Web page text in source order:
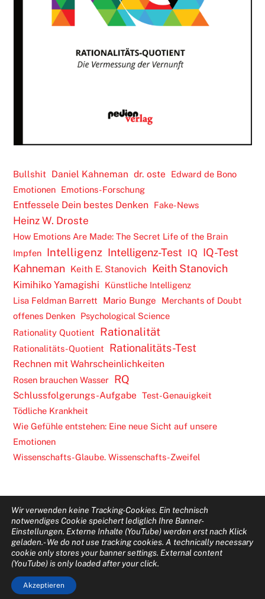
Bullshit Daniel Kahneman dr. oste
Edward de Bono
Emotionen Emotions-Forschung
Entfessele Dein bestes Denken Fake-News
Heinz W. Droste
How Emotions Are Made: The Secret Life of the Brain
Impfen Intelligenz Intelligenz-Test IQ IQ-Test
Kahneman Keith E. Stanovich Keith Stanovich
Kimihiko Yamagishi
Künstliche Intelligenz
Lisa Feldman Barrett
Mario Bunge
Merchants of Doubt
offenes Denken Psychological Science
Rationality Quotient
Rationalität
Rationalitäts-Quotient Rationalitäts-Test
Rechnen mit Wahrscheinlichkeiten
Rosen brauchen Wasser RQ
Schlussfolgerungs-Aufgabe
Test-Genauigkeit
Tödliche Krankheit
Wie Gefühle entstehen: Eine neue Sicht auf unsere
Emotionen
Wissenschafts-Glaube. Wissenschafts-Zweifel
Back
To
Wir verwenden keine Tracking-Cookies. Ein technisch
notwendiges Cookie speichert lediglich Ihre Banner-
Einstellungen. Externe Inhalte (YouTube) werden erst nach Klick
geladen.-We do not use tracking cookies. A technically necessary
cookie only stores your banner settings. External content
(YouTube) is only loaded after your click.
Akzeptieren